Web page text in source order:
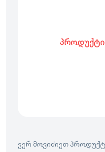
პროდუქტი
ვერ მოვიძიეთ